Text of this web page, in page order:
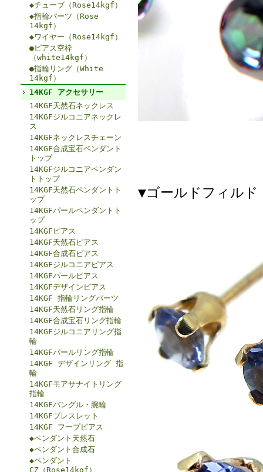
◆チューブ（Rose14kgf）
◆指輪パーツ（Rose
14kgf）
◆ワイヤー（Rose14kgf）
●ピアス空枠
（white14kgf）
●指輪リング（White
14kgf）
14KGF アクセサリー
14KGF天然石ネックレス
14KGFジルコニアネックレ
ス
14KGFネックレスチェーン
14KGF合成宝石ペンダント
トップ
14KGFジルコニアペンダン
トトップ
14KGF天然石ペンダントト
ップ
14KGFパールペンダントト
ップ
14KGFピアス
14KGF天然石ピアス
14KGF合成石ピアス
14KGFジルコニアピアス
14KGFパールピアス
14KGFデザインピアス
14KGF 指輪リングパーツ
14KGF天然石リング指輪
14KGF合成宝石リング指輪
14KGFジルコニアリング指
輪
14KGFパールリング指輪
14KGF デザインリング 指
輪
14KGFモアサナイトリング
指輪
14KGFバングル・腕輪
14KGFブレスレット
14KGF フープピアス
◆ペンダント天然石
◆ペンダント合成石
◆ペンダント
CZ（Rose14kgf）
▼ゴールドフィル